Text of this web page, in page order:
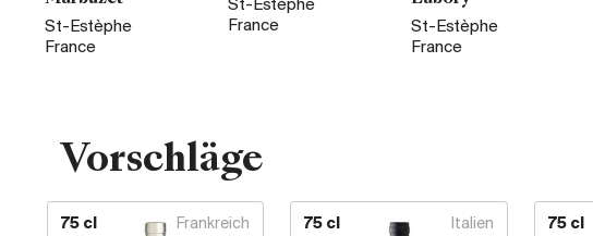
St-Estèphe
France
St-Estèphe
France
St-Estèphe
France
Vorschläge
75 cl
Frankreich
75 cl
Italien
75 cl